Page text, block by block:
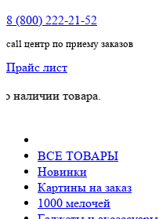
8 (800) 222-21-52
call центр по приему заказов
Прайс лист
товара.
ВСЕ ТОВАРЫ
Новинки
Картины на заказ
1000 мелочей